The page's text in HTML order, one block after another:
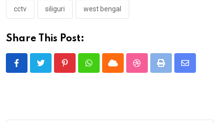
cctv siliguri west bengal
Share This Post:
PinterestWhatsappCloud StumbleUpon
Print
Share